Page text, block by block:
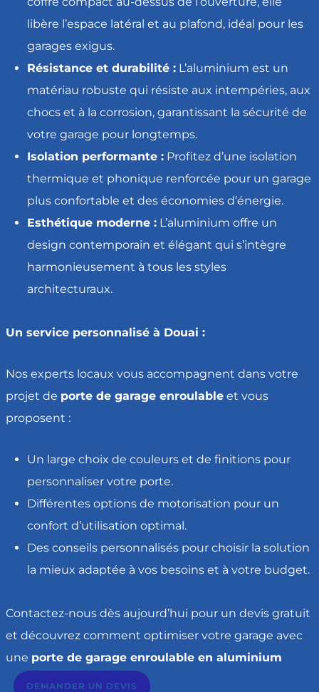
libère l’espace latéral et au plafond, idéal pour les
garages exigus.
Résistance et durabilité :L’aluminium est un
matériau robuste qui résiste aux intempéries, aux
chocs et à la corrosion, garantissant la sécurité de
votre garage pour longtemps.
Isolation performante :Profitez d’une isolation
thermique et phonique renforcée pour un garage
plus confortable et des économies d’énergie.
Esthétique moderne :L’aluminium offre un
design contemporain et élégant qui s’intègre
harmonieusement à tous les styles
architecturaux.
Un service personnalisé à Douai :
Nos experts locaux vous accompagnent dans votre
projet de porte de garage enroulableet vous
proposent :
Un large choix de couleurs et de finitions pour
personnaliser votre porte.
Différentes options de motorisation pour un
confort d’utilisation optimal.
Des conseils personnalisés pour choisir la solution
la mieux adaptée à vos besoins et à votre budget.
Contactez-nous dès aujourd’hui pour un devis gratuit
et découvrez comment optimiser votre garage avec
une porte de garage enroulable en aluminium
DEMANDER UN DEVIS